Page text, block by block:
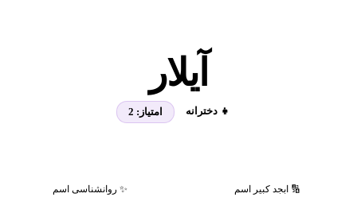
آیلار
👧 دخترانه امتیاز: 2
🔢 ابجد کبیر اسم ✨ روانشناسی اسم